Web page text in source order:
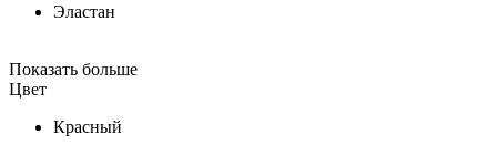
Эластан
Показать больше
Цвет
Красный